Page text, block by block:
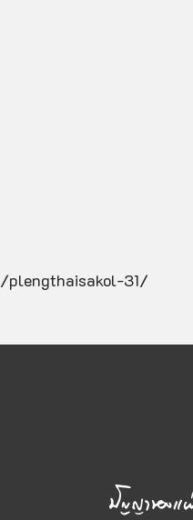
plengthaisakol-31/